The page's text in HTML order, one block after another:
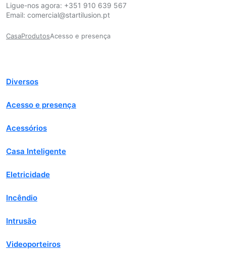
Ligue-nos agora: +351 910 639 567
Email: comercial@startilusion.pt
CasaProdutosAcesso e presença
Diversos
Acesso e presença
Acessórios
Casa Inteligente
Eletricidade
Incêndio
Intrusão
Videoporteiros